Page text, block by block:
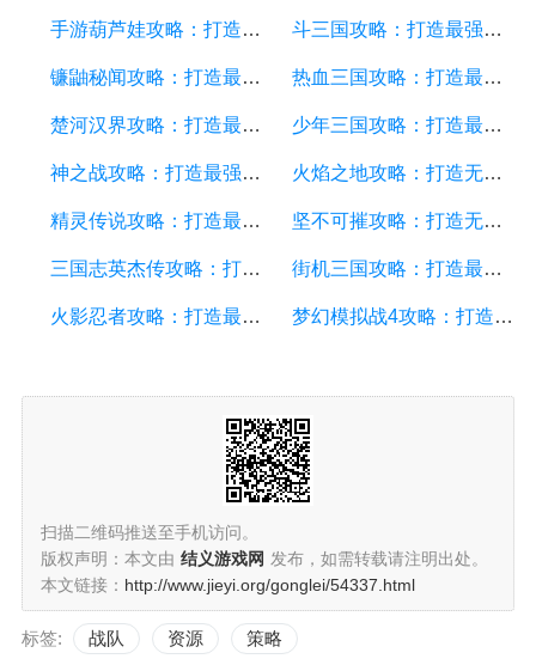
手游葫芦娃攻略：打造最强战队的秘诀与技巧 斗三国攻略：打造最强战队，征战乱世的必备指南
镰鼬秘闻攻略：打造最强战队，征服战斗世界！ 热血三国攻略：打造最强战队，征战乱世的必备指南
楚河汉界攻略：打造最强战队，征服三国乱世 少年三国攻略：打造最强战队，征服三国世界！
神之战攻略：打造最强战队，征服神域 火焰之地攻略：打造无敌战队，征服战场的终极秘籍
精灵传说攻略：打造最强战队的详细游戏攻略与技巧 坚不可摧攻略：打造无敌战队的终极指南
三国志英杰传攻略：打造最强战队，征服三国乱世 街机三国攻略：打造最强战队，征服三国乱世
火影忍者攻略：打造最强忍者战队，征服忍界的秘诀 梦幻模拟战4攻略：打造最强战队的秘诀
扫描二维码推送至手机访问。
版权声明：本文由 结义游戏网 发布，如需转载请注明出处。
本文链接： http://www.jieyi.org/gonglei/54337.html
标签: 战队 资源 策略